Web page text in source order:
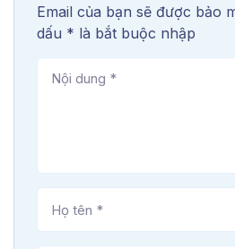
Email của bạn sẽ được bảo
dấu * là bắt buộc nhập